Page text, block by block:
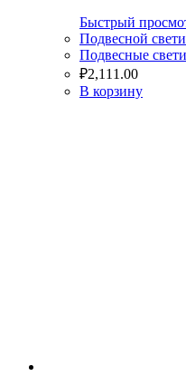
Быстрый
Подвесной
Подвесные
₽2,111.00
В корзину